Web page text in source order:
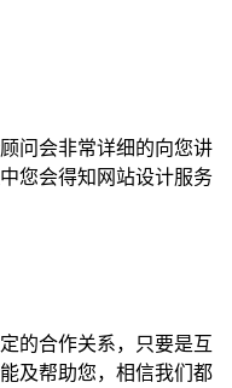
问会非常详细的向您讲
您会得知网站设计服务
的合作关系，只要是互
及帮助您，相信我们都